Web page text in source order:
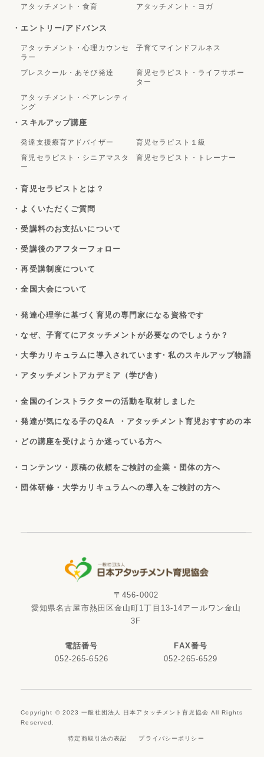
アタッチメント・食育
アタッチメント・ヨガ
・エントリー/アドバンス
アタッチメント・心理カウンセ
ラー
子育てマインドフルネス
プレスクール・あそび発達
育児セラピスト・ライフサポー
ター
アタッチメント・ペアレンティ
ング
・スキルアップ講座
発達支援療育アドバイザー
育児セラピスト１級
育児セラピスト・シニアマスタ
ー
育児セラピスト・トレーナー
・育児セラピストとは？
・よくいただくご質問
・受講料のお支払いについて
・受講後のアフターフォロー
・再受講制度について
・全国大会について
・発達心理学に基づく育児の専門家になる資格です
・なぜ、子育てにアタッチメントが必要なのでしょうか？
・大学カリキュラムに導入されています・私のスキルアップ物語
・アタッチメントアカデミア（学び舎）
・全国のインストラクターの活動を取材しました
・発達が気になる子のQ&A ・アタッチメント育児おすすめの本
・どの講座を受けようか迷っている方へ
・コンテンツ・原稿の依頼をご検討の企業・団体の方へ
・団体研修・大学カリキュラムへの導入をご検討の方へ
〒456-0002
愛知県名古屋市熱田区金山町1丁目13-14アールワン金山
3F
電話番号
052-265-6526
FAX番号
052-265-6529
Copyright © 2023 一般社団法人 日本アタッチメント育児協会 All Rights
Reserved.
特定商取引法の表記 プライバシーポリシー